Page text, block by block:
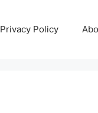
Privacy Policy